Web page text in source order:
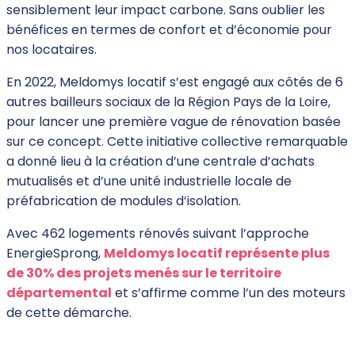
sensiblement leur impact carbone. Sans oublier les
bénéfices en termes de confort et d’économie pour
nos locataires.
En 2022, Meldomys locatif s’est engagé aux côtés de 6
autres bailleurs sociaux de la Région Pays de la Loire,
pour lancer une première vague de rénovation basée
sur ce concept. Cette initiative collective remarquable
a donné lieu à la création d’une centrale d’achats
mutualisés et d’une unité industrielle locale de
préfabrication de modules d’isolation.
Avec 462 logements rénovés suivant l’approche
EnergieSprong, Meldomys locatif représente plus
de 30% des projets menés sur le territoire
départemental et s’affirme comme l’un des moteurs
de cette démarche.